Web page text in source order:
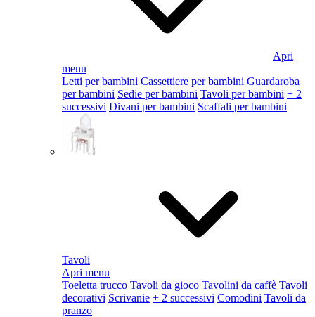
Apri
menu
Letti per bambini Cassettiere per bambini Guardaroba
per bambini Sedie per bambini Tavoli per bambini + 2
successivi Divani per bambini Scaffali per bambini
Tavoli
Apri menu
Toeletta trucco Tavoli da gioco Tavolini da caffè Tavoli
decorativi Scrivanie + 2 successivi Comodini Tavoli da
pranzo